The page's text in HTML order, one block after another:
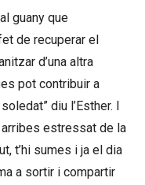
guany que
de recuperar el
d’una altra
pot contribuir a
diu l’Esther. I
arribes estressat de la
t’hi sumes i ja el dia
a sortir i compartir